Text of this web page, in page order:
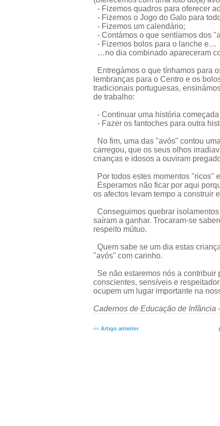
- Fizemos quadros para oferecer
- Fizemos o Jogo do Galo para
- Fizemos um calendário;
- Contámos o que sentíamos dos
- Fizemos bolos para o lanche e…
…no dia combinado apareceram
Entregámos o que tínhamos para
lembranças para o Centro e os
tradicionais portuguesas,
de trabalho:
- Continuar uma história
- Fazer os fantoches para outra
No fim, uma das "avós" contou
carregou, que os seus olhos
crianças e idosos a ouviram
Por todos estes momentos "ricos"
Esperamos não ficar por aqui
os afectos levam tempo a construir
Conseguimos quebrar
saíram a ganhar. Trocaram-se
respeito mútuo.
Quem sabe se um dia estas
"avós" com carinho.
Se não estaremos nós a
conscientes, sensíveis e
ocupem um lugar importante na
Cadernos de Educação de Infância
<< Artigo anterior